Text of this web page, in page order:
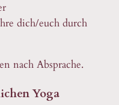
dich/euch durch
nach Absprache.
Yoga